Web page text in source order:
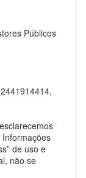
Públicos
Informações
de uso e
não se